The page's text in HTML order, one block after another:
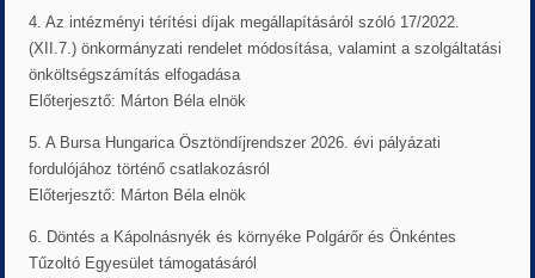
4. Az intézményi térítési díjak megállapításáról szóló 17/2022.
(XII.7.) önkormányzati rendelet módosítása, valamint a szolgáltatási
önköltségszámítás elfogadása
Előterjesztő: Márton Béla elnök
5. A Bursa Hungarica Ösztöndíjrendszer 2026. évi pályázati
fordulójához történő csatlakozásról
Előterjesztő: Márton Béla elnök
6. Döntés a Kápolnásnyék és környéke Polgárőr és Önkéntes
Tűzoltó Egyesület támogatásáról